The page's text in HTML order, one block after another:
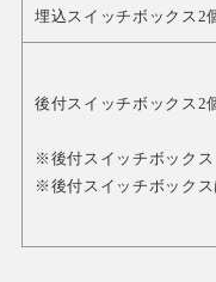
埋込スイッチボックス2
後付スイッチボックス2
※後付スイッチボック
※後付スイッチボック